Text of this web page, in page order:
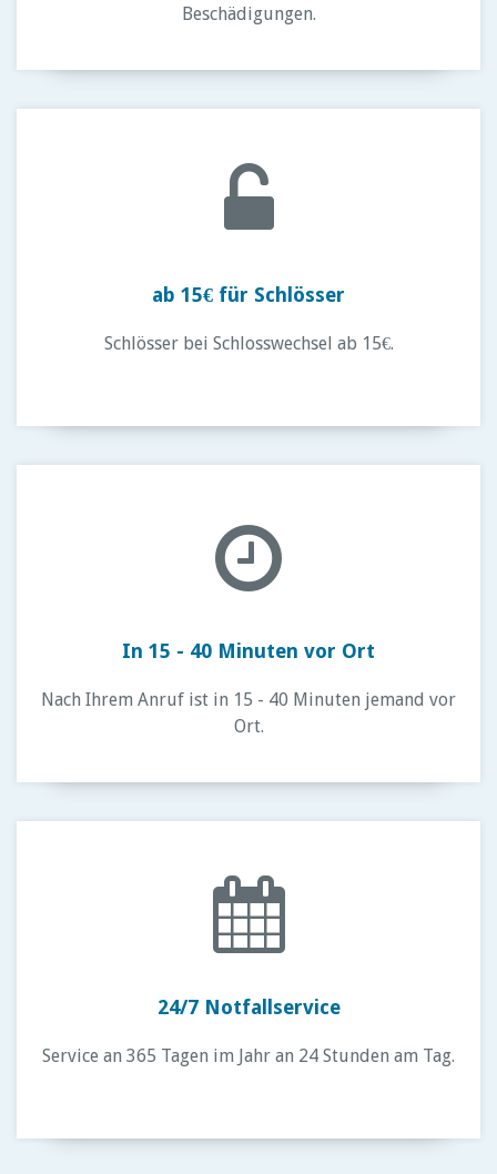
Beschädigungen.
ab 15€ für Schlösser
Schlösser bei Schlosswechsel ab 15€.
In 15 - 40 Minuten vor Ort
Nach Ihrem Anruf ist in 15 - 40 Minuten jemand vor
Ort.
24/7 Notfallservice
Service an 365 Tagen im Jahr an 24 Stunden am Tag.